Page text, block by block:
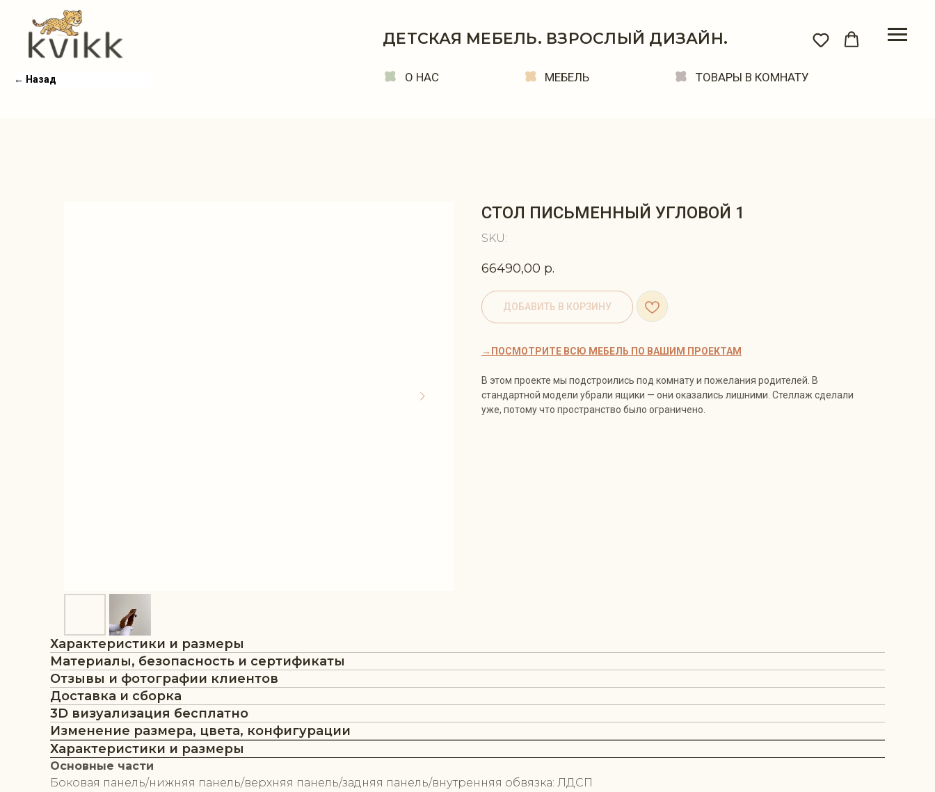
О НАС ТОВАРЫ В КОМНАТУ
МЕБЕЛЬ
ДЕТСКАЯ МЕБЕЛЬ. ВЗРОСЛЫЙ ДИЗАЙН.
← Назад
СТОЛ ПИСЬМЕННЫЙ УГЛОВОЙ 1
SKU:
66490,00 р.
ДОБАВИТЬ В КОРЗИНУ
→ПОСМОТРИТЕ ВСЮ МЕБЕЛЬ ПО ВАШИМ ПРОЕКТАМ
В этом проекте мы подстроились под комнату и пожелания родителей. В
стандартной модели убрали ящики — они оказались лишними. Стеллаж сделали
уже, потому что пространство было ограничено.
Характеристики и размеры
Материалы, безопасность и сертификаты
Отзывы и фотографии клиентов
Доставка и сборка
3D визуализация бесплатно
Изменение размера, цвета, конфигурации
Характеристики и размеры
Основные части
Боковая панель/нижняя панель/верхняя панель/задняя панель/внутренняя обвязка: ЛДСП